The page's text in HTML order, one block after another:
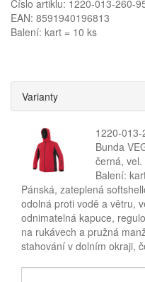
Číslo artiklu: 1220-013-260-
EAN: 8591940196813
Balení: kart = 10 ks
Varianty
1220-013-
Bunda
černá, vel.
Balení:
Pánská, zateplená
odolná proti vodě a větru,
odnimatelná kapuce,
na rukávech a pružná
stahování v dolním okraji,